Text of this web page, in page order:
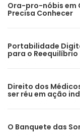
Ora-pro-nóbis em
Precisa Conhecer
Portabilidade
para o Reequilíbrio
Direito dos
ser réu em ação
O Banquete das